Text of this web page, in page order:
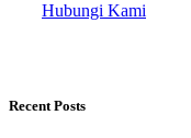
Hubungi Kami
Recent Posts